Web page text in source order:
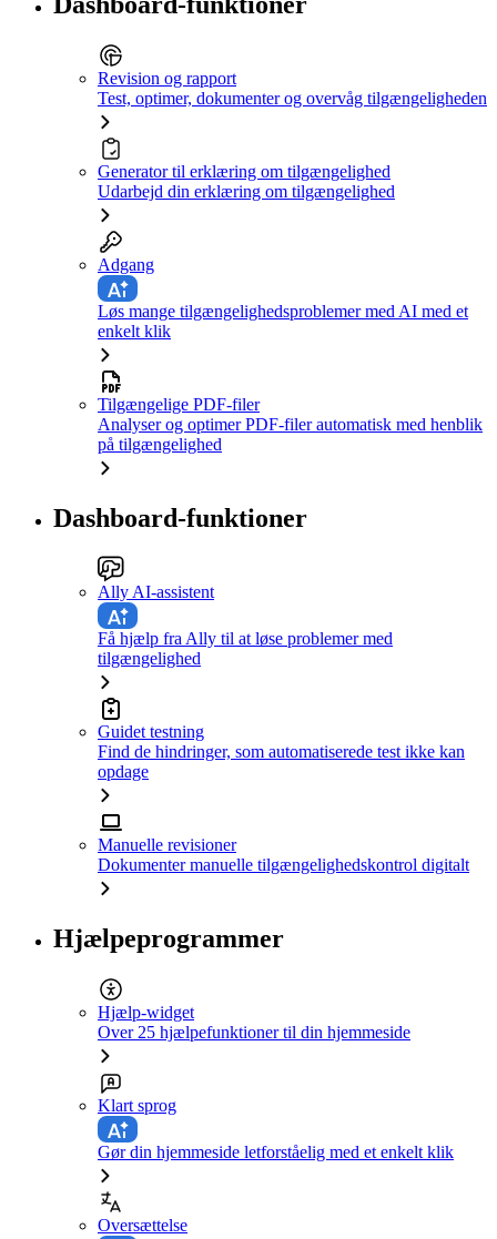
Revision og rapport
Test, optimer, dokumenter og overvåg tilgængeligheden
Generator til erklæring om tilgængelighed
Udarbejd din erklæring om tilgængelighed
Adgang
Løs mange tilgængelighedsproblemer med AI med et
enkelt klik
Tilgængelige PDF-filer
Analyser og optimer PDF-filer automatisk med henblik
på tilgængelighed
Dashboard-funktioner
Ally AI-assistent
Få hjælp fra Ally til at løse problemer med
tilgængelighed
Guidet testning
Find de hindringer, som automatiserede test ikke kan
opdage
Manuelle revisioner
Dokumenter manuelle tilgængelighedskontrol digitalt
Hjælpeprogrammer
Hjælp-widget
Over 25 hjælpefunktioner til din hjemmeside
Klart sprog
Gør din hjemmeside letforståelig med et enkelt klik
Oversættelse